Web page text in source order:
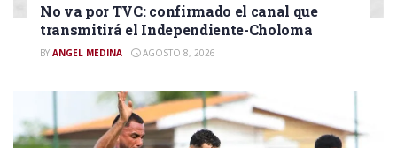
No va por TVC: confirmado el canal que
transmitirá el Independiente-Choloma
BY ANGEL MEDINA AGOSTO 8, 2026